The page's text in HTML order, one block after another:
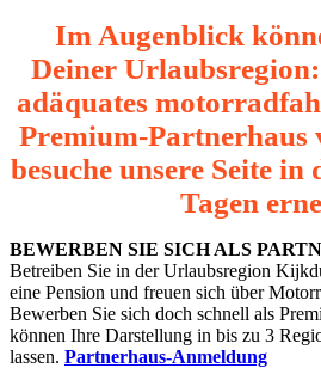
Im Augenblick
Deiner
adäquates
Premium-Partnerhaus
besuche unsere Seite in
Tagen
BEWERBEN SIE SICH ALS
Betreiben Sie in der Urlaubsregion
eine Pension und freuen sich über
Bewerben Sie sich doch schnell als
können Ihre Darstellung in bis zu 3
lassen. Partnerhaus-Anmeldung